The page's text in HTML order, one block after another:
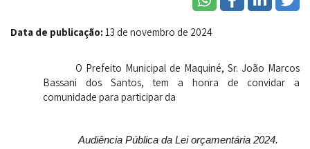
Data de publicação: 13 de novembro de 2024
O Prefeito Municipal de Maquiné, Sr. João Marcos
Bassani dos Santos, tem a honra de convidar a
comunidade para participar da
Audiência Pública da Lei orçamentária 2024.